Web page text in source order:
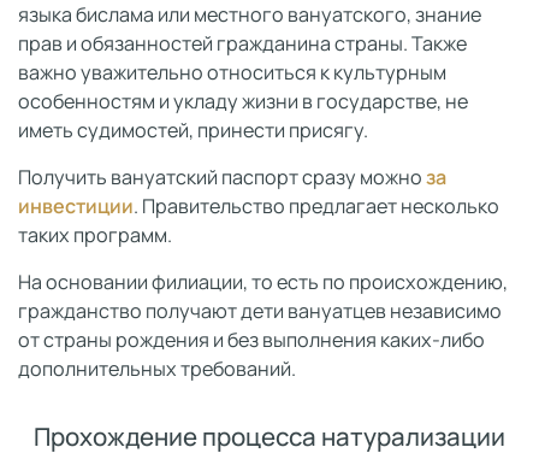
языка бислама или местного вануатского, знание
прав и обязанностей гражданина страны. Также
важно уважительно относиться к культурным
особенностям и укладу жизни в государстве, не
иметь судимостей, принести присягу.
Получить вануатский паспорт сразу можноза
инвестиции. Правительство предлагает несколько
таких программ.
На основании филиации, то есть по происхождению,
гражданство получают дети вануатцев независимо
от страны рождения и без выполнения каких-либо
дополнительных требований.
Прохождение процесса натурализации